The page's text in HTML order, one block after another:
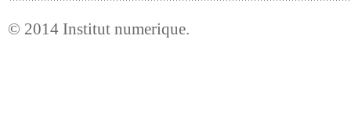
© 2014 Institut numerique.